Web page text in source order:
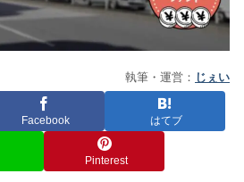
執筆・運営： じぇい
Facebook はてブ
Pinterest